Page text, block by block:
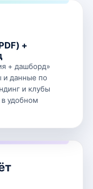
+
+ дашборд»
и данные по
и клубы
удобном